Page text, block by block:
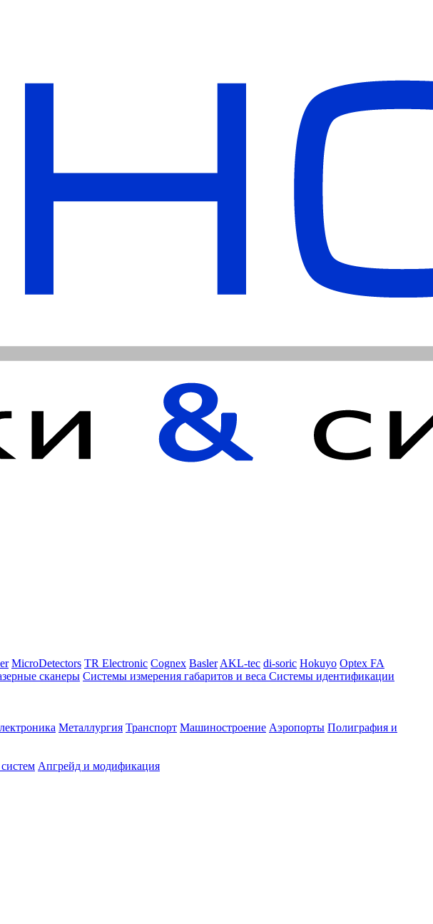
MicroDetectors TR Electronic Cognex Basler AKL-tec di-soric Hokuyo Optex FA
сканеры Системы измерения габаритов и веса Системы идентификации
Металлургия Транспорт Машиностроение Аэропорты Полиграфия и
Апгрейд и модификация